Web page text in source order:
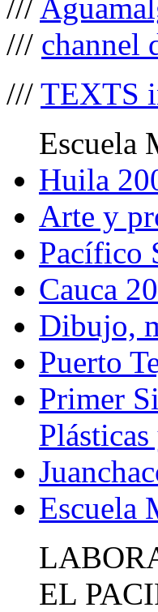
///
/// channel
/// TEXTS
Escuela
Huila
Arte y
Pacífico
Cauca
Dibujo,
Puerto
Primer
Escuela
EL